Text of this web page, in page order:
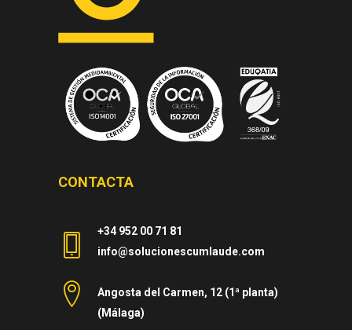
CONTACTA
+34 952 00 71 81
info@solucionescumlaude.com
Angosta del Carmen, 12 (1ª planta)
(Málaga)